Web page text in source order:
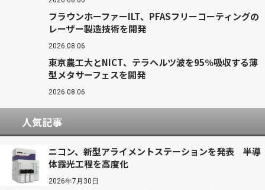
フラウンホーファーILT、PFASフリーコーティングの
レーザー製造技術を開発
2026.08.06
東京農工大とNICT、テラヘルツ波を95％吸収する薄
型メタサーフェスを開発
2026.08.06
人気記事
ニコン、新型アライメントステーションを発表 半導
体露光工程を高度化
2026年7月30日